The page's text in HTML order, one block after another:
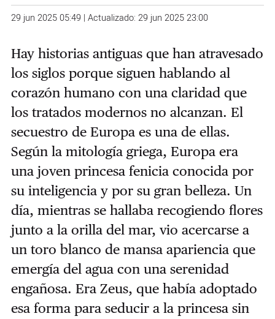
29 jun 2025 05:49 | Actualizado: 29 jun 2025 23:00
Hay historias antiguas que han atravesado
los siglos porque siguen hablando al
corazón humano con una claridad que
los tratados modernos no alcanzan. El
secuestro de Europa es una de ellas.
Según la mitología griega, Europa era
una joven princesa fenicia conocida por
su inteligencia y por su gran belleza. Un
día, mientras se hallaba recogiendo flores
junto a la orilla del mar, vio acercarse a
un toro blanco de mansa apariencia que
emergía del agua con una serenidad
engañosa. Era Zeus, que había adoptado
esa forma para seducir a la princesa sin